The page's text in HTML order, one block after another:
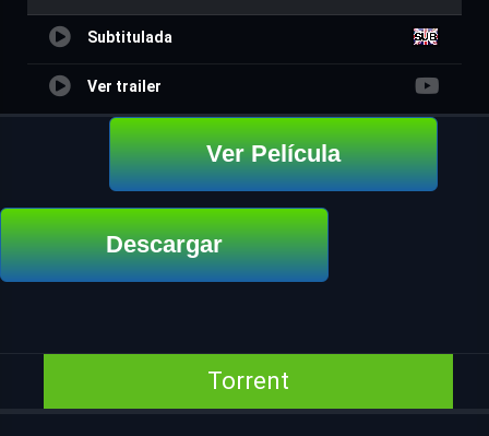
Subtitulada
Ver trailer
Ver Película
Descargar
Torrent